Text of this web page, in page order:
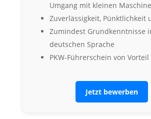
Umgang mit kleinen
Zuverlässigkeit, Pünktlichkeit
Zumindest Grundkenntnisse
deutschen Sprache
PKW-Führerschein von Vorteil
Jetzt bewerben